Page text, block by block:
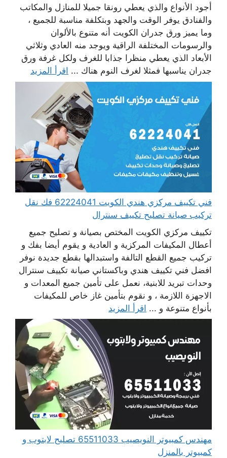
أجود الأنواع والذي يعطي رونقا جميلا للمنازل والمكاتب
والفنادق يوفر الوقت والجهد وبتكلفة مناسبة للجميع ،
وما يميز ورق جدران الكويت أنه متنوع بالألوان
والرسومات المختلفة الراقية ويوجد منه العادي وثلاثي
الأبعاد الذي يعطي منظرا جذابا للغرف ولكل غرفة ورق
جدران يناسبها فمثلا لغرف النوم هناك ... اقرأ المزيد
فني تكييف مركزي هندي الكويت 62224041 فك نقل
تركيب صيانة تصليح تكييف سنترال
تكييف مركزي الكويت المختص بصيانة و تصليح جميع
أعطال المكيفات المركزية و العادية و يقوم أيضا بفك و
تركيب جميع القطع التالفة واستبدالها بقطع جديدة نوفر
افضل فني تكييف هندي وباكستاني صيانة تكييف سنترال
وحدات تبريد للابنية، نعمل على تأمين جميع المعدات و
الاجهزة اللازمة ، و نقوم بتأمين غاز خاص للمكيفات
بأنواع متنوعة و ... اقرأ المزيد
مهندس كمبيوتر النويصيب 65511033 تصليح لابتوب و
كمبيوتر بالمنزل